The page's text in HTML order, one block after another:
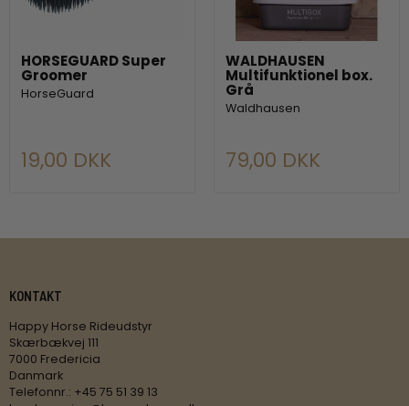
HORSEGUARD Super
Groomer
HorseGuard
19,00 DKK
WALDHAUSEN
Multifunktionel box.
Grå
Waldhausen
79,00 DKK
KONTAKT
Happy Horse Rideudstyr
Skærbækvej 111
7000 Fredericia
Danmark
Telefonnr.: +45 75 51 39 13